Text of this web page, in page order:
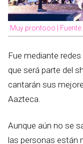
Muy prontooo |
Fue mediante
que será parte del
cantarán sus
Aazteca.
Aunque aún no se
las personas están